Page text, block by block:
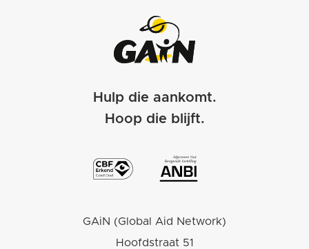
Hulp die aankomt.
Hoop die blijft.
GAiN (Global Aid Network)
Hoofdstraat 51